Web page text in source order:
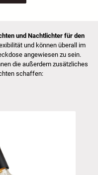
und Nachtlichter für den
und können überall im
angewiesen zu sein.
die außerdem zusätzliches
schaffen: